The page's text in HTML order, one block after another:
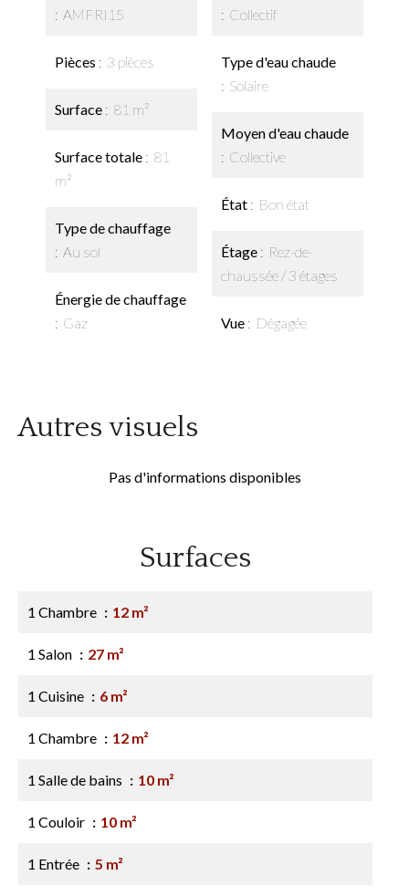
AMFRI15
Pièces 3 pièces
Surface 81 m²
Surface totale
81
m²
Type de chauffage
Au sol
Énergie de chauffage
Gaz
Collectif
Type d'eau chaude
Solaire
Moyen d'eau chaude
Collective
État Bon état
Étage
Rez-de-
chaussée / 3 étages
Vue Dégagée
Autres visuels
Pas d'informations disponibles
Surfaces
1 Chambre 12 m²
1 Salon 27 m²
1 Cuisine 6 m²
1 Chambre 12 m²
1 Salle de bains 10 m²
1 Couloir 10 m²
1 Entrée 5 m²